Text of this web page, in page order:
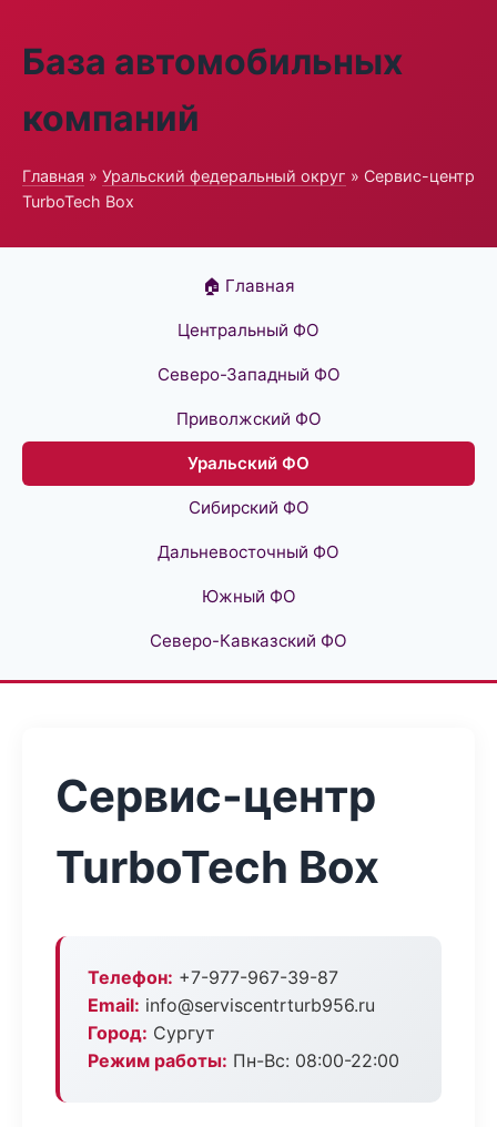
База автомобильных
компаний
Главная » Уральский федеральный округ » Сервис-центр
TurboTech Box
🏠 Главная
Центральный ФО
Северо-Западный ФО
Приволжский ФО
Уральский ФО
Сибирский ФО
Дальневосточный ФО
Южный ФО
Северо-Кавказский ФО
Сервис-центр
TurboTech Box
Телефон: +7-977-967-39-87
Email: info@serviscentrturb956.ru
Город: Сургут
Режим работы: Пн-Вс: 08:00-22:00